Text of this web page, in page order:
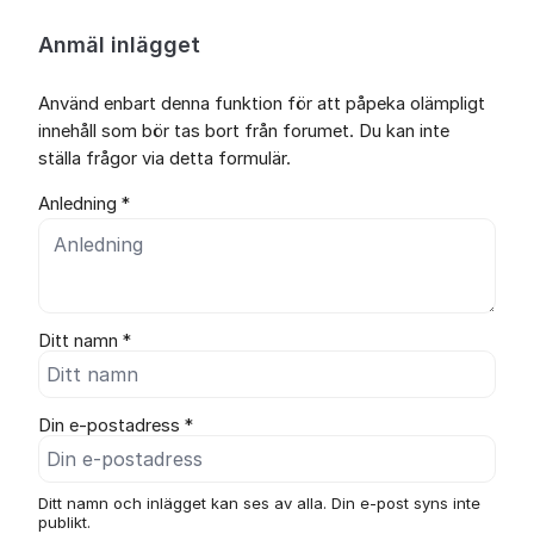
Anmäl inlägget
Använd enbart denna funktion för att påpeka olämpligt
innehåll som bör tas bort från forumet. Du kan inte
ställa frågor via detta formulär.
Anledning *
Ditt namn *
Din e-postadress *
Ditt namn och inlägget kan ses av alla. Din e-post syns inte
publikt.